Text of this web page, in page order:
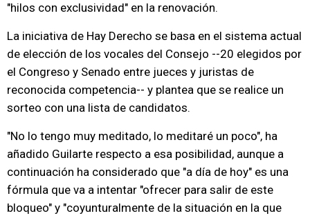
"hilos con exclusividad" en la renovación.
La iniciativa de Hay Derecho se basa en el sistema actual
de elección de los vocales del Consejo --20 elegidos por
el Congreso y Senado entre jueces y juristas de
reconocida competencia-- y plantea que se realice un
sorteo con una lista de candidatos.
"No lo tengo muy meditado, lo meditaré un poco", ha
añadido Guilarte respecto a esa posibilidad, aunque a
continuación ha considerado que "a día de hoy" es una
fórmula que va a intentar "ofrecer para salir de este
bloqueo" y "coyunturalmente de la situación en la que